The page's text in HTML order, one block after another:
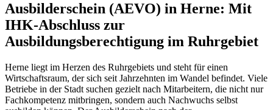
Ausbilderschein (AEVO) in Herne: Mit
IHK-Abschluss zur
Ausbildungsberechtigung im Ruhrgebiet
Herne liegt im Herzen des Ruhrgebiets und steht für einen
Wirtschaftsraum, der sich seit Jahrzehnten im Wandel befindet. Viele
Betriebe in der Stadt suchen gezielt nach Mitarbeitern, die nicht nur
Fachkompetenz mitbringen, sondern auch Nachwuchs selbst